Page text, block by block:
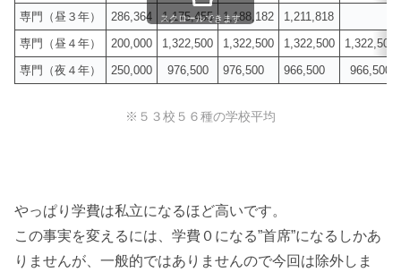
専門（昼３年）
286,364 1,175,455 1,188,182
1,211,818
専門（昼４年）
200,000 1,322,500 1,322,500 1,322,500
1,322,500
専門（夜４年）
250,000 976,500 976,500 966,500 966,500
スクロールできます
※５３校５６種の学校平均
やっぱり学費は私立になるほど高いです。
この事実を変えるには、学費０になる”首席”になるしかあ
りませんが、一般的ではありませんので今回は除外しま